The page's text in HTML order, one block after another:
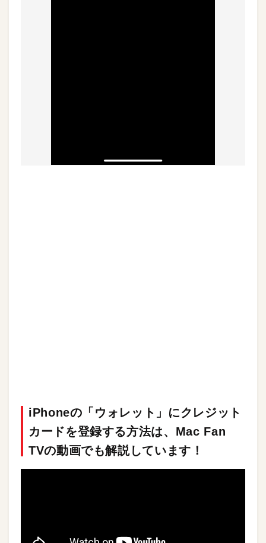
iPhoneの「ウォレット」にクレジット
カードを登録する方法は、Mac Fan
TVの動画でも解説しています！